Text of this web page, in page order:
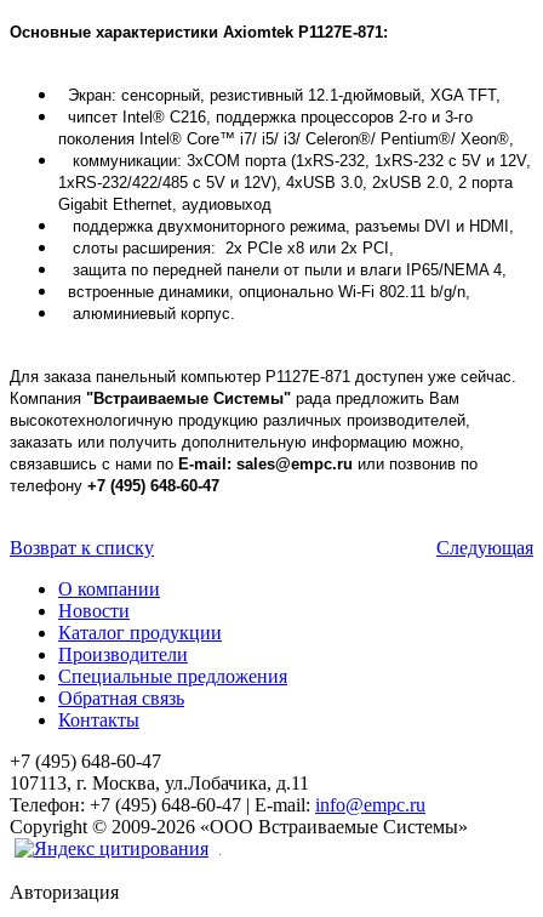
Основные характеристики Axiomtek P1127E-871:
Экран: сенсорный, резистивный 12.1-дюймовый, XGA TFT,
чипсет Intel® C216, поддержка процессоров 2-го и 3-го
поколения Intel® Core™ i7/ i5/ i3/ Celeron®/ Pentium®/ Xeon®,
коммуникации: 3xCOM порта (1xRS-232, 1xRS-232 с 5V и 12V,
1xRS-232/422/485 с 5V и 12V), 4xUSB 3.0, 2xUSB 2.0, 2 порта
Gigabit Ethernet, аудиовыход
поддержка двухмониторного режима, разъемы DVI и HDMI,
слоты расширения: 2x PCIe x8 или 2x PCI,
защита по передней панели от пыли и влаги IP65/NEMA 4,
встроенные динамики, опционально Wi-Fi 802.11 b/g/n,
алюминиевый корпус.
Для заказа панельный компьютер P1127E-871 доступен уже сейчас.
Компания "Встраиваемые Системы" рада предложить Вам
высокотехнологичную продукцию различных производителей,
заказать или получить дополнительную информацию можно,
связавшись с нами по E-mail: sales@empc.ru или позвонив по
телефону +7 (495) 648-60-47
Возврат к списку
Следующая
О компании
Новости
Каталог продукции
Производители
Специальные предложения
Обратная связь
Контакты
+7 (495) 648-60-47
107113, г. Москва, ул.Лобачика, д.11
Телефон: +7 (495) 648-60-47 | E-mail: info@empc.ru
Copyright © 2009-2026 «ООО Встраиваемые Системы»
Авторизация